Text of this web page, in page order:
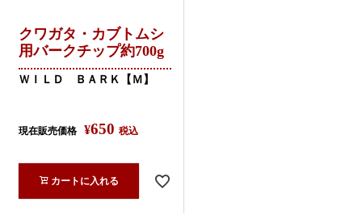
クワガタ・カブトムシ
用バークチップ約700g
ＷＩＬＤ ＢＡＲＫ【Ｍ】
現在販売価格 ¥650 税込
カートに入れる